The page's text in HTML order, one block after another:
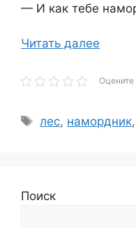
— И как тебе
Читать далее
Оцените
Метки
лес, намордник,
Поиск